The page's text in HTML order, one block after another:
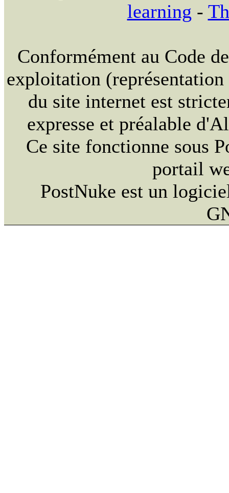
learning -
Conformément au Code
exploitation
du site internet est
expresse et préalable
Ce site fonctionne sous
portail
PostNuke est un